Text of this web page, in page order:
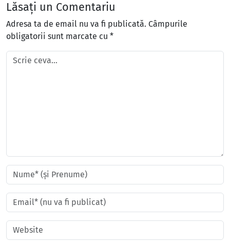
Lăsați un Comentariu
Adresa ta de email nu va fi publicată. Câmpurile
obligatorii sunt marcate cu *